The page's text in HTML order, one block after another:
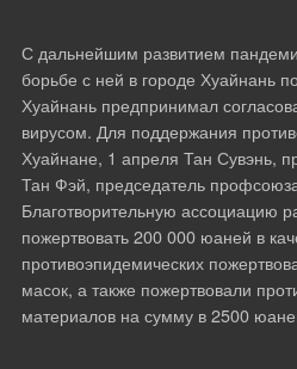
С дальнейшим развитием
борьбе с ней в городе Хуайнань
Хуайнань предпринимал
вирусом. Для поддержания
Хуайнане, 1 апреля Тан Сувэнь,
Тан Фэй, председатель
Благотворительную ассоциацию
пожертвовать 200 000 юаней в
противоэпидемических
масок, а также пожертвовали
материалов на сумму в 2500